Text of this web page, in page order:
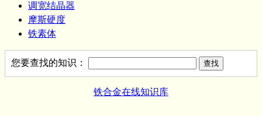
调宽结晶器
摩斯硬度
铁素体
您要查找的知识：
铁合金在线知识库